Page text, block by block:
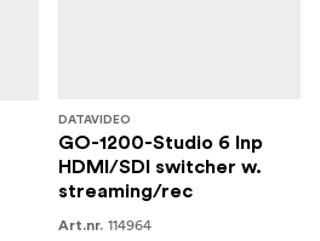
DATAVIDEO
GO-1200-Studio 6 Inp
HDMI/SDI switcher w.
streaming/rec
Art.nr. 114964